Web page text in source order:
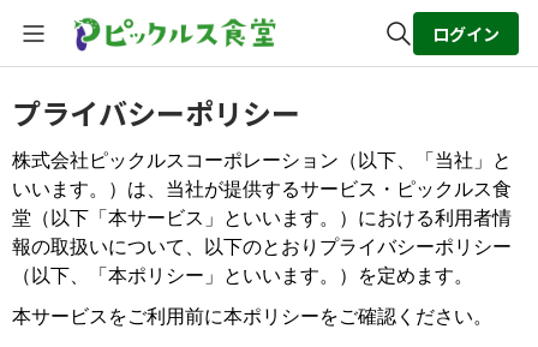
全体検索
検索
ログイン
プライバシーポリシー
株式会社ピックルスコーポレーション（以下、「当社」と
いいます。）は、当社が提供するサービス・ピックルス食
堂（以下「本サービス」といいます。）における利用者情
報の取扱いについて、以下のとおりプライバシーポリシー
（以下、「本ポリシー」といいます。）を定めます。
本サービスをご利用前に本ポリシーをご確認ください。